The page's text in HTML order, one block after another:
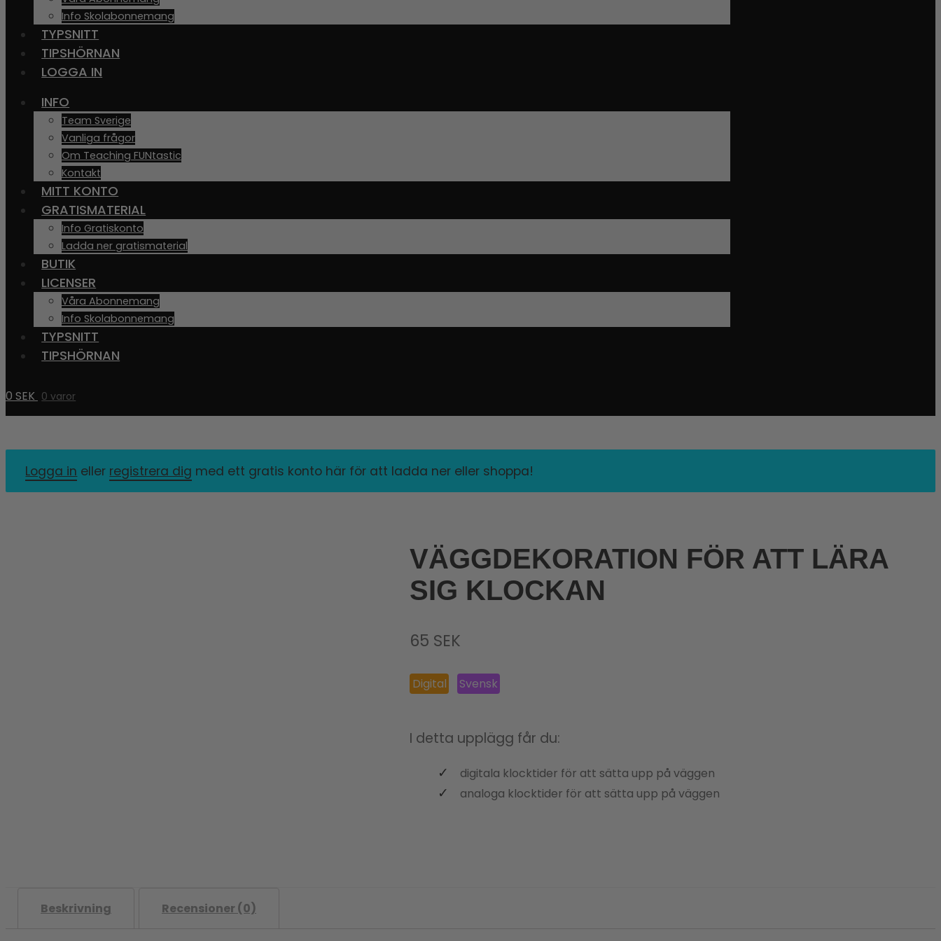
Info Skolabonnemang
TYPSNITT
TIPSHÖRNAN
LOGGA IN
INFO
Team Sverige
Vanliga frågor
Om Teaching FUNtastic
Kontakt
MITT KONTO
GRATISMATERIAL
Info Gratiskonto
Ladda ner gratismaterial
BUTIK
LICENSER
Våra Abonnemang
Info Skolabonnemang
TYPSNITT
TIPSHÖRNAN
0 SEK 0 varor
Logga in eller registrera dig med ett gratis konto här för att ladda ner eller shoppa!
VÄGGDEKORATION FÖR ATT LÄRA
SIG KLOCKAN
65 SEK
Digital Svensk
I detta upplägg får du:
digitala klocktider för att sätta upp på väggen
analoga klocktider för att sätta upp på väggen
Beskrivning Recensioner (0)